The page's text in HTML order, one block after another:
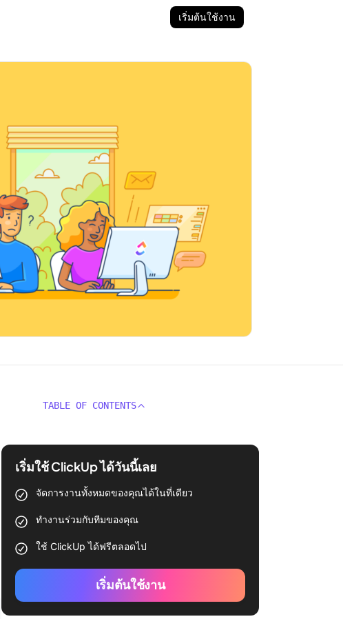
เริ่มต้นใช้งาน
TABLE OF CONTENTS
เริ่มใช้ ClickUp ได้วันนี้เลย
จัดการงานทั้งหมดของคุณได้ในที่เดียว
ทำงานร่วมกับทีมของคุณ
ใช้ ClickUp ได้ฟรีตลอดไป
เริ่มต้นใช้งาน